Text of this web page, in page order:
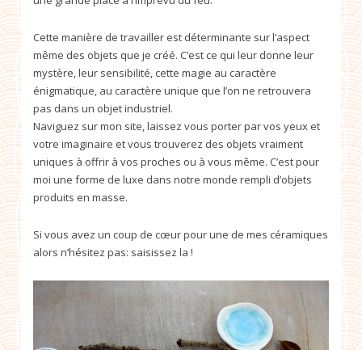
Cette manière de travailler est déterminante sur l’aspect
même des objets que je créé. C’est ce qui leur donne leur
mystère, leur sensibilité, cette magie au caractère
énigmatique, au caractère unique que l’on ne retrouvera
pas dans un objet industriel.
Naviguez sur mon site, laissez vous porter par vos yeux et
votre imaginaire et vous trouverez des objets vraiment
uniques à offrir à vos proches ou à vous même. C’est pour
moi une forme de luxe dans notre monde rempli d’objets
produits en masse.
Si vous avez un coup de cœur pour une de mes céramiques
alors n’hésitez pas: saisissez la !